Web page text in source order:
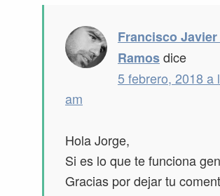
Francisco Javier
Ramosdice
5 febrero, 2018 a
am
Hola Jorge,
Si es lo que te funciona
Gracias por dejar tu